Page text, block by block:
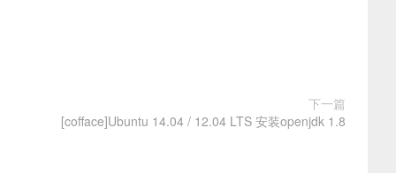
下一篇
[cofface]Ubuntu 14.04 / 12.04 LTS 安装openjdk 1.8